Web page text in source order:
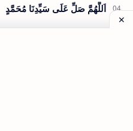
اَللَّهُمَّ صَلِّ عَلَى سَيِّدِنَا مُحَمَّدٍ